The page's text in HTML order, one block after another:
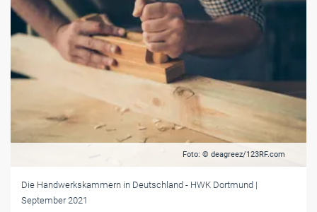
Foto: © deagreez/123RF.com
Die Handwerkskammern in Deutschland - HWK Dortmund |
September 2021